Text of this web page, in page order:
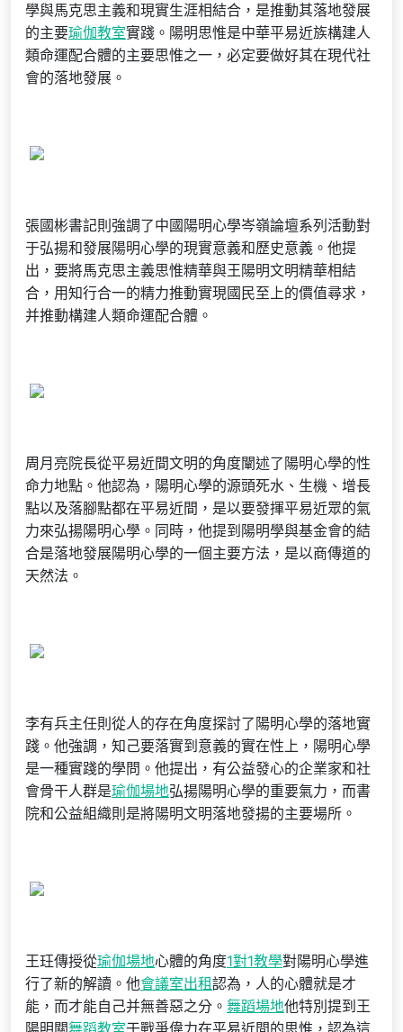
學與馬克思主義和現實生涯相結合，是推動其落地發展
的主要瑜伽教室實踐。陽明思惟是中華平易近族構建人
類命運配合體的主要思惟之一，必定要做好其在現代社
會的落地發展。
張國彬書記則強調了中國陽明心學岑嶺論壇系列活動對
于弘揚和發展陽明心學的現實意義和歷史意義。他提
出，要將馬克思主義思惟精華與王陽明文明精華相結
合，用知行合一的精力推動實現國民至上的價值尋求，
并推動構建人類命運配合體。
周月亮院長從平易近間文明的角度闡述了陽明心學的性
命力地點。他認為，陽明心學的源頭死水、生機、增長
點以及落腳點都在平易近間，是以要發揮平易近眾的氣
力來弘揚陽明心學。同時，他提到陽明學與基金會的結
合是落地發展陽明心學的一個主要方法，是以商傳道的
天然法。
李有兵主任則從人的存在角度探討了陽明心學的落地實
踐。他強調，知己要落實到意義的實在性上，陽明心學
是一種實踐的學問。他提出，有公益發心的企業家和社
會骨干人群是瑜伽場地弘揚陽明心學的重要氣力，而書
院和公益組織則是將陽明文明落地發揚的主要場所。
王玨傳授從瑜伽場地心體的角度1對1教學對陽明心學進
行了新的解讀。他會議室出租認為，人的心體就是才
能，而才能自己并無善惡之分。 舞蹈場地他特別提到王
陽明關舞蹈教室于戰爭偉力在平易近間的思惟，認為這